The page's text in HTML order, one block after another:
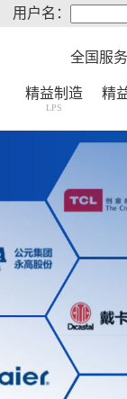
用户名：
全国服务
精益制造
LPS
精